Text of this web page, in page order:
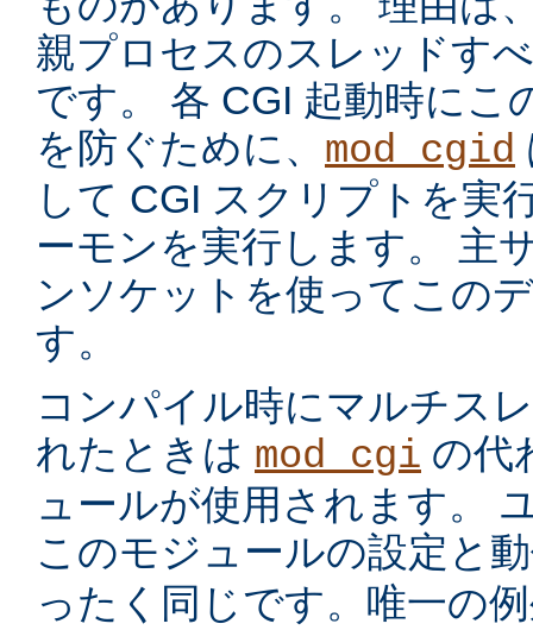
親プロセスのスレッドす
です。 各 CGI 起動時にこ
を防ぐために、 mod_cgid
して CGI スクリプトを実
ーモンを実行します。 主
ンソケットを使ってこの
す。
コンパイル時にマルチス
れたときは mod_cgi の代
ュールが使用されます。
このモジュールの設定と
ったく同じです。唯一の